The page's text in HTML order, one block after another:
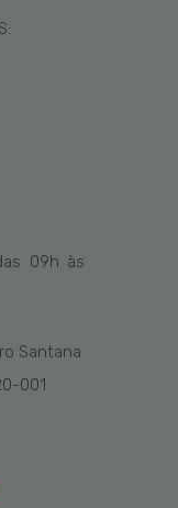
09h às
Santana
001